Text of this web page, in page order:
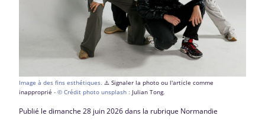
Image à des fins esthétiques. ⚠️ Signaler la photo ou l'article comme
inapproprié - © Crédit photo unsplash : Julian Tong.
Publié le dimanche 28 juin 2026 dans la rubrique Normandie